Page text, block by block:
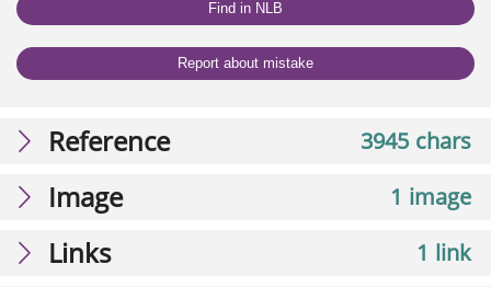
Find in NLB
Report about mistake
3945 chars
Reference
1 image
Image
1 link
Links